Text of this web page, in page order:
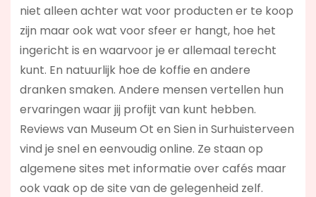
niet alleen achter wat voor producten er te koop
zijn maar ook wat voor sfeer er hangt, hoe het
ingericht is en waarvoor je er allemaal terecht
kunt. En natuurlijk hoe de koffie en andere
dranken smaken. Andere mensen vertellen hun
ervaringen waar jij profijt van kunt hebben.
Reviews van Museum Ot en Sien in Surhuisterveen
vind je snel en eenvoudig online. Ze staan op
algemene sites met informatie over cafés maar
ook vaak op de site van de gelegenheid zelf.